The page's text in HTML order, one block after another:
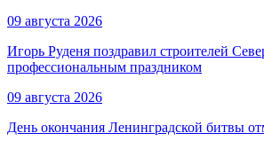
09 августа 2026
Игорь Руденя поздравил строителей
профессиональным праздником
09 августа 2026
День окончания Ленинградской битвы